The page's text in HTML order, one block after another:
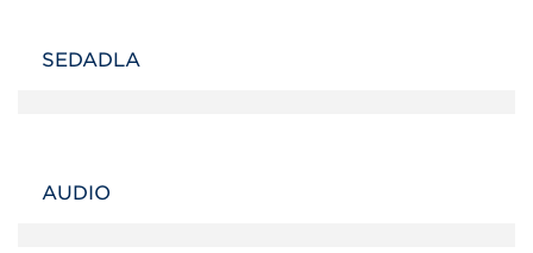
SEDADLA
AUDIO